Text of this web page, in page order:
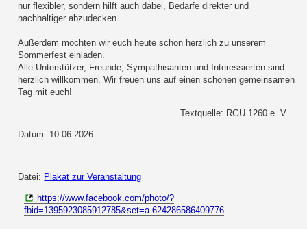
nur flexibler, sondern hilft auch dabei, Bedarfe direkter und
nachhaltiger abzudecken.
Außerdem möchten wir euch heute schon herzlich zu unserem
Sommerfest einladen.
Alle Unterstützer, Freunde, Sympathisanten und Interessierten sind
herzlich willkommen. Wir freuen uns auf einen schönen gemeinsamen
Tag mit euch!
Textquelle: RGU 1260 e. V.
Datum: 10.06.2026
Datei: Plakat zur Veranstaltung
https://www.facebook.com/photo/?
fbid=1395923085912785&set=a.624286586409776